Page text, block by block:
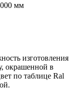
мм
изготовления
окрашенной в
по таблице Ral